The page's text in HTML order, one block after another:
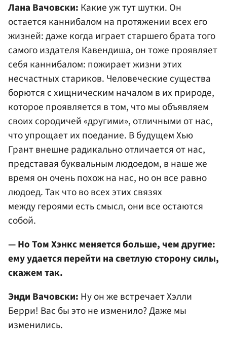
Лана Вачовски: Какие уж тут шутки. Он
остается каннибалом на протяжении всех его
жизней: даже когда играет старшего брата того
самого издателя Кавендиша, он тоже проявляет
себя каннибалом: пожирает жизни этих
несчастных стариков. Человеческие существа
борются с хищническим началом в их природе,
которое проявляется в том, что мы объявляем
своих сородичей «другими», отличными от нас,
что упрощает их поедание. В будущем Хью
Грант внешне радикально отличается от нас,
представая буквальным людоедом, в наше же
время он очень похож на нас, но он все равно
людоед. Так что во всех этих связях
между героями есть смысл, они все остаются
собой.
— Но Том Хэнкс меняется больше, чем другие:
ему удается перейти на светлую сторону силы,
скажем так.
Энди Вачовски: Ну он же встречает Хэлли
Берри! Вас бы это не изменило? Даже мы
изменились.